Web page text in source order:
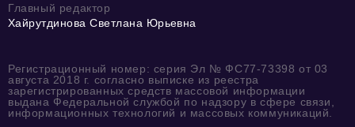
Главный редактор
Хайрутдинова Светлана Юрьевна
Регистрационный номер: серия Эл № ФС77-73398 от 03
августа 2018 г. согласно выписке из реестра
зарегистрированных средств массовой информации
выдана Федеральной службой по надзору в сфере связи,
информационных технологий и массовых коммуникаций.